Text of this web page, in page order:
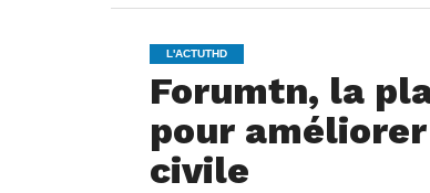
L'ACTUTHD
Forumtn, la
pour
civile